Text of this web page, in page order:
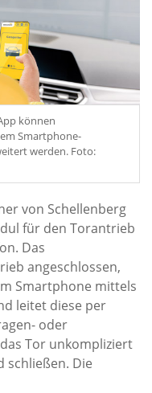
können
Smartphone-
werden. Foto:
von Schellenberg
für den Torantrieb
Das
angeschlossen,
Smartphone mittels
leitet diese per
oder
Tor unkompliziert
schließen. Die